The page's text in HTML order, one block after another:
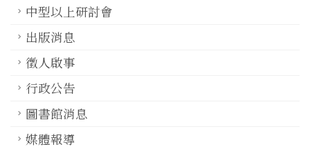
中型以上研討會
出版消息
徵人啟事
行政公告
圖書館消息
媒體報導